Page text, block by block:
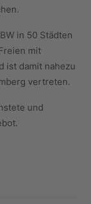
in 50 Städten
mit
ist damit nahezu
vertreten.
und